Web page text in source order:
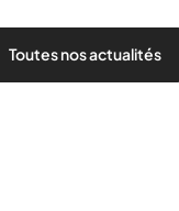
Toutes nos actualités